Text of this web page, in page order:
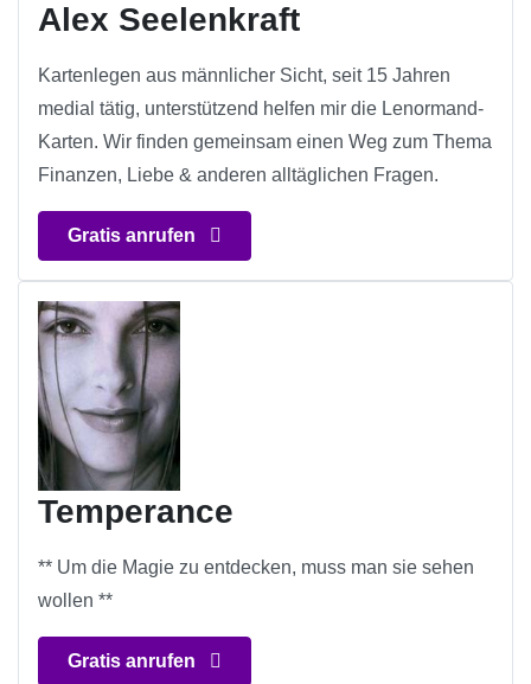
Alex Seelenkraft
Kartenlegen aus männlicher Sicht, seit 15 Jahren
medial tätig, unterstützend helfen mir die Lenormand-
Karten. Wir finden gemeinsam einen Weg zum Thema
Finanzen, Liebe & anderen alltäglichen Fragen.
Gratis anrufen
Temperance
** Um die Magie zu entdecken, muss man sie sehen
wollen **
Gratis anrufen